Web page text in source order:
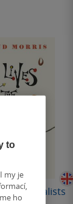
Surrealists
to
my je
ho